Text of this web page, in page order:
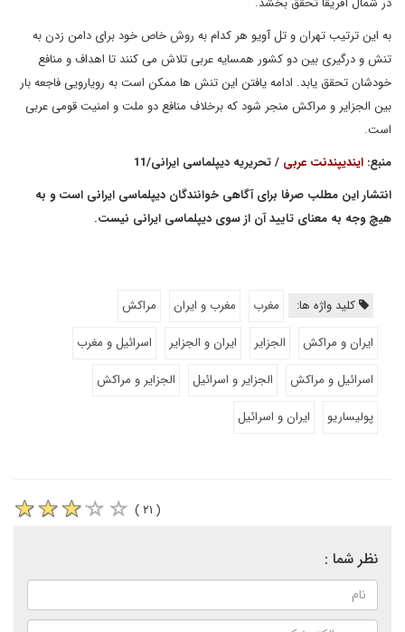
به این ترتیب تهران و تل آویو هر کدام به روش خاص خود برای دامن زدن به
تنش و درگیری بین دو کشور همسایه عربی تلاش می کنند تا اهداف و منافع
خودشان تحقق یابد. ادامه یافتن این تنش ها ممکن است به رویارویی فاجعه بار
بین الجزایر و مراکش منجر شود که برخلاف منافع دو ملت و امنیت قومی عربی
است.
منبع: ایندیپندنت عربی / تحریریه دیپلماسی ایرانی/11
انتشار این مطلب صرفا برای آگاهی خوانندگان دیپلماسی ایرانی است و به
هیچ وجه به معنای تایید آن از سوی دیپلماسی ایرانی نیست.
کلید واژه ها: مغرب مغرب و ایران
مراکش
ایران و مراکش
الجزایر ایران و الجزایر
اسرائیل و مغرب
اسرائیل و مراکش
الجزایر و اسرائیل
الجزایر و مراکش
پولیساریو
ایران و اسرائیل
( ۲۱ )
نظر شما :